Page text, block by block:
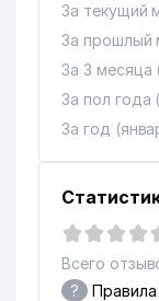
За текущий
За прошлый
За 3 месяца
За пол года
За год
Всего
? Правила